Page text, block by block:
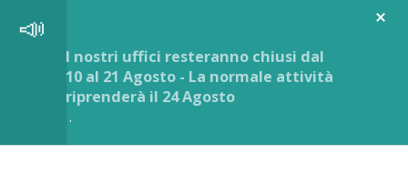
I nostri uffici resteranno chiusi dal
10 al 21 Agosto - La normale attività
riprenderà il 24 Agosto
.